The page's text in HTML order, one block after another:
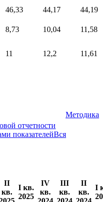
46,33 44,17
44,19
8,73 10,04
11,58
11 12,2 11,61
Методика
отчетности
показателейВся
II
кв.
I кв.
2025
IV
кв.
III
кв.
II
кв.
I